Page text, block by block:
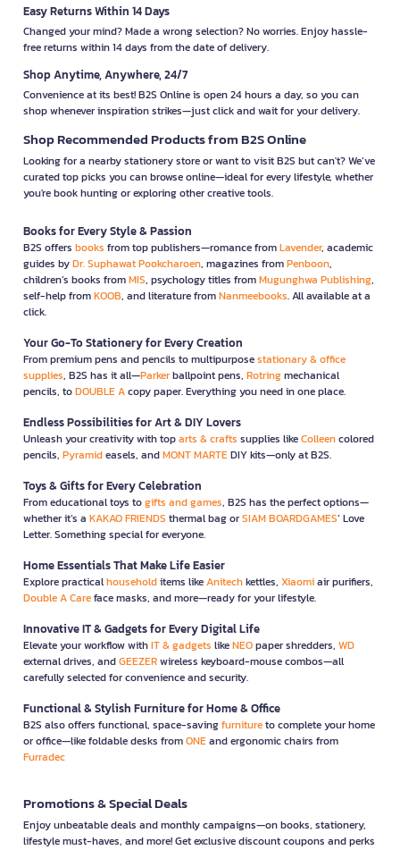
Easy Returns Within 14 Days
Changed your mind? Made a wrong selection? No worries. Enjoy hassle-
free returns within 14 days from the date of delivery.
Shop Anytime, Anywhere, 24/7
Convenience at its best! B2S Online is open 24 hours a day, so you can
shop whenever inspiration strikes—just click and wait for your delivery.
Shop Recommended Products from B2S Online
Looking for a nearby stationery store or want to visit B2S but can't? We’ve
curated top picks you can browse online—ideal for every lifestyle, whether
you're book hunting or exploring other creative tools.
Books for Every Style & Passion
B2S offers books from top publishers—romance fromLavender, academic
guides byDr. Suphawat Pookcharoen, magazines fromPenboon,
children’s books fromMIS, psychology titles fromMugunghwa Publishing,
self-help fromKOOB, and literature fromNanmeebooks. All available at a
click.
Your Go-To Stationery for Every Creation
From premium pens and pencils to multipurposestationary & office
supplies, B2S has it all—Parkerballpoint pens, Rotringmechanical
pencils, toDOUBLE Acopy paper. Everything you need in one place.
Endless Possibilities for Art & DIY Lovers
Unleash your creativity with toparts & crafts supplies likeColleencolored
pencils, Pyramideasels, andMONT MARTEDIY kits—only at B2S.
Toys & Gifts for Every Celebration
From educational toys togifts and games, B2S has the perfect options—
whether it’s a KAKAO FRIENDS thermal bag orSIAM BOARDGAMES’ Love
Letter. Something special for everyone.
Home Essentials That Make Life Easier
Explore practicalhouseholditems likeAnitechkettles, Xiaomiair purifiers,
Double A Careface masks, and more—ready for your lifestyle.
Innovative IT & Gadgets for Every Digital Life
Elevate your workflow withIT & gadgets likeNEOpaper shredders, WD
external drives, andGEEZERwireless keyboard-mouse combos—all
carefully selected for convenience and security.
Functional & Stylish Furniture for Home & Office
B2S also offers functional, space-savingfurnitureto complete your home
or office—like foldable desks fromONEand ergonomic chairs from
Furradec
Promotions & Special Deals
Enjoy unbeatable deals and monthly campaigns—on books, stationery,
lifestyle must-haves, and more! Get exclusive discount coupons and perks